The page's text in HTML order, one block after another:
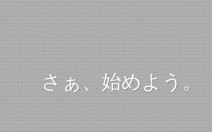
さぁ、始めよう。